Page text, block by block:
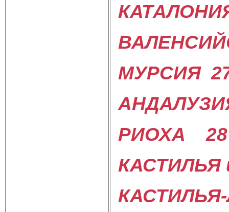
МУРСИЯ
РИОХА 28
КАСТИЛЬЯ